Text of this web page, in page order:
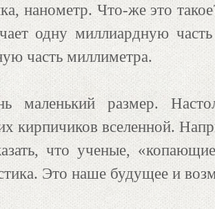
нанометр. Что-же это
одну миллиардную
часть миллиметра.
маленький размер.
кирпичиков вселенной.
что ученые,
Это наше будущее и